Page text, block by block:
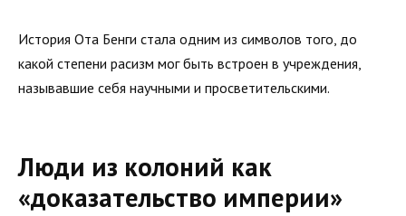
История Ота Бенги стала одним из символов того, до
какой степени расизм мог быть встроен в учреждения,
называвшие себя научными и просветительскими.
Люди из колоний как
«доказательство империи»